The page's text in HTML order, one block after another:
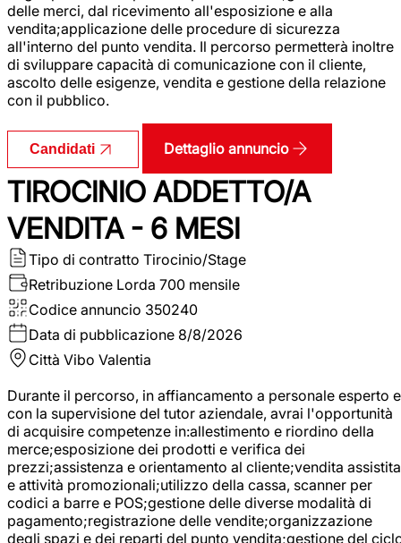
delle merci, dal ricevimento all'esposizione e alla
vendita;applicazione delle procedure di sicurezza
all'interno del punto vendita. Il percorso permetterà inoltre
di sviluppare capacità di comunicazione con il cliente,
ascolto delle esigenze, vendita e gestione della relazione
con il pubblico.
Candidati Dettaglio annuncio
TIROCINIO ADDETTO/A
VENDITA - 6 MESI
Tipo di contratto Tirocinio/Stage
Retribuzione Lorda 700 mensile
Codice annuncio 350240
Data di pubblicazione 8/8/2026
Città Vibo Valentia
Durante il percorso, in affiancamento a personale esperto e
con la supervisione del tutor aziendale, avrai l'opportunità
di acquisire competenze in:allestimento e riordino della
merce;esposizione dei prodotti e verifica dei
prezzi;assistenza e orientamento al cliente;vendita assistita
e attività promozionali;utilizzo della cassa, scanner per
codici a barre e POS;gestione delle diverse modalità di
pagamento;registrazione delle vendite;organizzazione
degli spazi e dei reparti del punto vendita;gestione del